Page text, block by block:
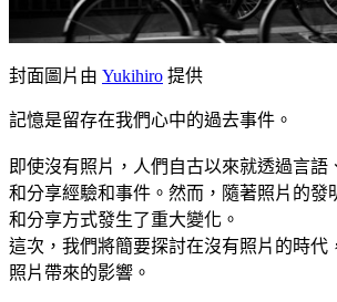
封面圖片由 Yukihiro 提供
記憶是留存在我們心中的過去事件。
即使沒有照片，人們自古以來就透過言語
和分享經驗和事件。然而，隨著照片的發
和分享方式發生了重大變化。
這次，我們將簡要探討在沒有照片的時代
照片帶來的影響。